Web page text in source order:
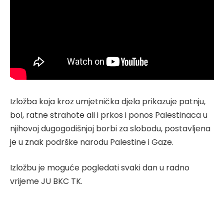
Izložba koja kroz umjetnička djela prikazuje patnju,
bol, ratne strahote ali i prkos i ponos Palestinaca u
njihovoj dugogodišnjoj borbi za slobodu, postavljena
je u znak podrške narodu Palestine i Gaze.
Izložbu je moguće pogledati svaki dan u radno
vrijeme JU BKC TK.